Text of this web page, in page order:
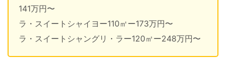
141万円〜
ラ・スイートシャイヨー110㎡ー173万円〜
ラ・スイートシャングリ・ラー120㎡ー248万円〜